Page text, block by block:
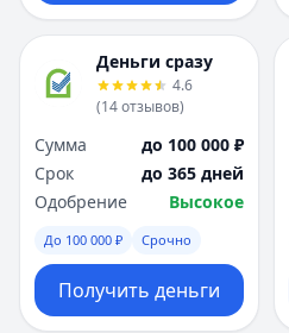
Деньги сразу
4.6
(14отзывов)
Сумма
до 100 000 ₽
Срок
до 365 дней
Одобрение
Высокое
До 100 000 ₽ Срочно
Получить деньги